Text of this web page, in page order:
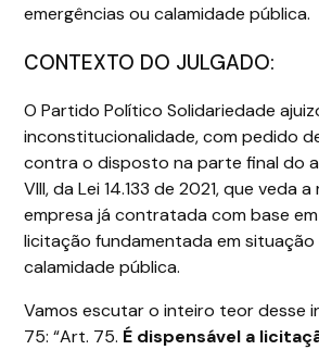
emergências ou calamidade pública.
CONTEXTO DO JULGADO:
O Partido Político Solidariedade
inconstitucionalidade, com pedido
contra o disposto na parte final do
VIII, da Lei 14.133 de 2021, que veda
empresa já contratada com base
licitação fundamentada em situação
calamidade pública.
Vamos escutar o inteiro teor desse
75: “Art. 75. É dispensável a